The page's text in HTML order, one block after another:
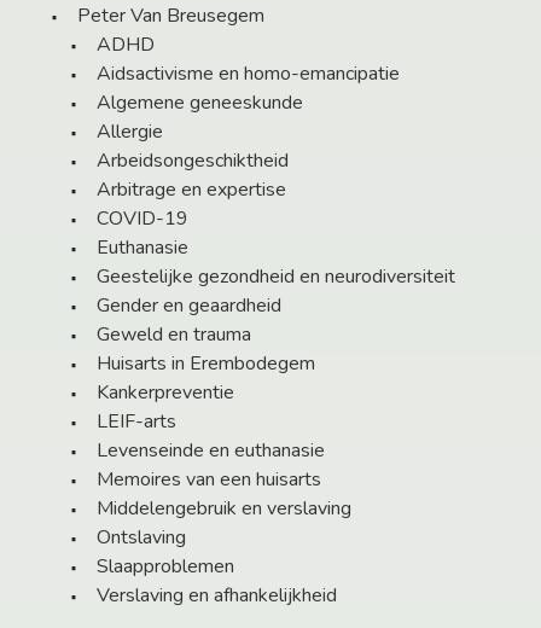
Peter Van Breusegem
ADHD
Aidsactivisme en homo-emancipatie
Algemene geneeskunde
Allergie
Arbeidsongeschiktheid
Arbitrage en expertise
COVID-19
Euthanasie
Geestelijke gezondheid en neurodiversiteit
Gender en geaardheid
Geweld en trauma
Huisarts in Erembodegem
Kankerpreventie
LEIF-arts
Levenseinde en euthanasie
Memoires van een huisarts
Middelengebruik en verslaving
Ontslaving
Slaapproblemen
Verslaving en afhankelijkheid